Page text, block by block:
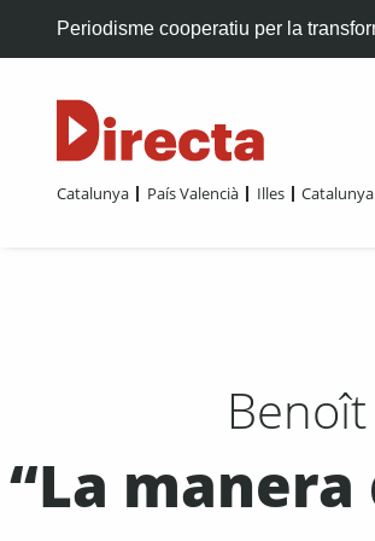
Periodisme cooperatiu per la
Catalunya País Valencià Illes
“La